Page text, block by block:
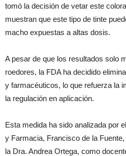
tomó la decisión de vetar este
muestran que este tipo de tinte
macho expuestas a altas dosis.
A pesar de que los resultados solo
roedores, la FDA ha decidido
y farmacéuticos, lo que refuerza la
la regulación en aplicación.
Esta medida ha sido analizada por
y Farmacia, Francisco de la
la Dra. Andrea Ortega, como